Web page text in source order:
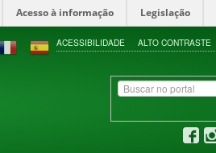
Acesso à informação Legislação
ACESSIBILIDADE ALTO CONTRASTE